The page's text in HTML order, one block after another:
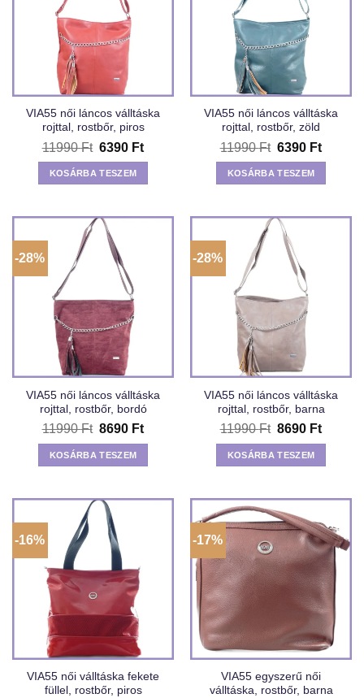
VIA55 női láncos válltáska
rojttal, rostbőr, piros
11990Ft Original
price
was:
11990 Ft.
6390 FtCurrent
price
6390 Ft.
KOSÁRBA TESZEM
VIA55 női láncos válltáska
rojttal, rostbőr, zöld
11990Ft Original
price
was:
11990 Ft.
6390 FtCurrent
price
6390
KOSÁRBA TESZEM
-28%
VIA55 női láncos válltáska
rojttal, rostbőr, bordó
11990Ft Original
price
was:
11990 Ft.
8690 FtCurrent
price
8690 Ft.
KOSÁRBA TESZEM
-28%
VIA55 női láncos válltáska
rojttal, rostbőr, barna
11990Ft Original
price
was:
11990 Ft.
8690 FtCurrent
price
8690
KOSÁRBA TESZEM
-16%
VIA55 női válltáska fekete
füllel, rostbőr, piros
-17%
VIA55 egyszerű női
válltáska, rostbőr, barna